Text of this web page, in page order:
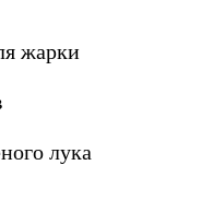
жарки
лука